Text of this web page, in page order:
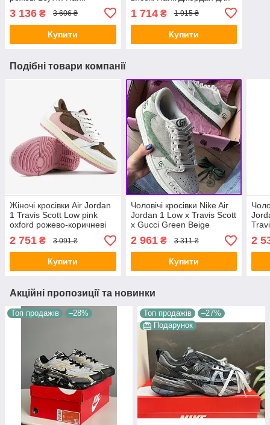
Джордан шкіра текстиль
демісезон для дівчат
3 136 ₴ 3 606 ₴
Купити
дівчат шкіряні білі весна-
осень
1 714₴ 1 915 ₴
Купити
Подібні товари компанії
Жіночі кросівки Air Jordan
1 Travis Scott Low pink
oxford рожево-коричневі
Еір Джордан 1 ТС Лоу
шкіра замша демісезон
для дівчат
2 751 ₴ 3 091 ₴
Купити
Чоловічі кросівки Nike Air
Jordan 1 Low x Travis Scott
x Gucci Green Beige
бежево-зелені кеди Найк
Джордан х Тревис Скот х
Гучи
2 961₴ 3 311 ₴
Купити
2
Акційні пропозиції та новинки
Топ продажів –28% Топ продажів
–27%
Подарунок